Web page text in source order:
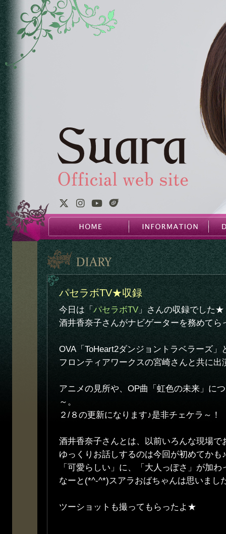
パセラボTV★収録
今日は「 パセラボTV」さんの収録でした★
酒井香奈子さんがナビゲーターを務めてら
OVA「ToHeart2ダンジョントラベラーズ
フロンティアワークスの宮崎さんと共に出
アニメの見所や、OP曲「虹色の未来」に
～。
２/８の更新になります♪是非チェケラ～！
酒井香奈子さんとは、以前いろんな現場で
ゆっくりお話しするのは今回が初めてかも♪
「可愛らしい」に、「大人っぽさ」が加
なーと(*^-^*)スアラおばちゃんは思いまし
ツーショットも撮ってもらったよ★